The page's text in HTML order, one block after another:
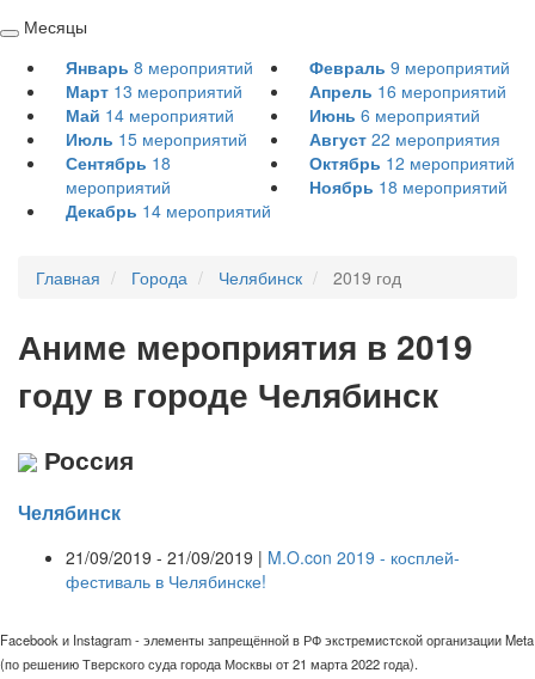
Свернуть
развернуть
Месяцы
Январь 8 мероприятий Февраль 9 мероприятий
Март 13 мероприятий Апрель 16 мероприятий
Май 14 мероприятий Июнь 6 мероприятий
Июль 15 мероприятий Август 22 мероприятия
Сентябрь 18
мероприятий
Октябрь 12 мероприятий
Ноябрь 18 мероприятий
Декабрь 14 мероприятий
Главная Города Челябинск 2019 год
Аниме мероприятия в 2019
году в городе Челябинск
Россия
Челябинск
21/09/2019 - 21/09/2019 | M.O.con 2019 - косплей-
фестиваль в Челябинске!
Facebook и Instagram - элементы запрещённой в РФ экстремистской организации Meta
(по решению Тверского суда города Москвы от 21 марта 2022 года).